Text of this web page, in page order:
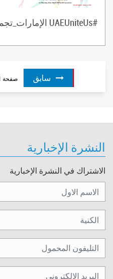
#UAEUniteUs الإمارات_تجمعنا#
سابق صفحة
النشرة الإخبارية
الاشتراك في النشرة الإخبارية